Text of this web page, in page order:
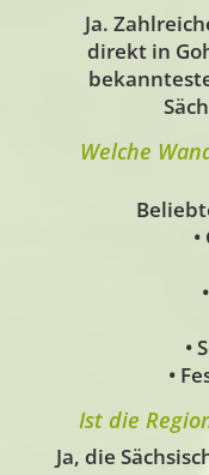
Ja.
direkt in
Welche
•
•
Ist die
Ja, die